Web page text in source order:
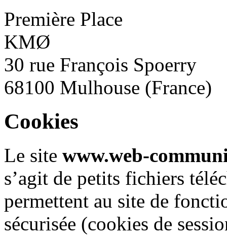
Première Place
KMØ
30 rue François Spoerry
68100 Mulhouse (France)
Cookies
Le site www.web-
s’agit de petits fichiers
permettent au site de
sécurisée (cookies de